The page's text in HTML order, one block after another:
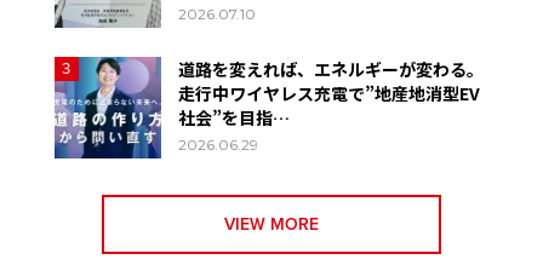
2026.07.10
3
道路を変えれば、エネルギーが変わる。
走行中ワイヤレス充電で”地産地消型EV
社会”を目指…
2026.06.29
VIEW MORE